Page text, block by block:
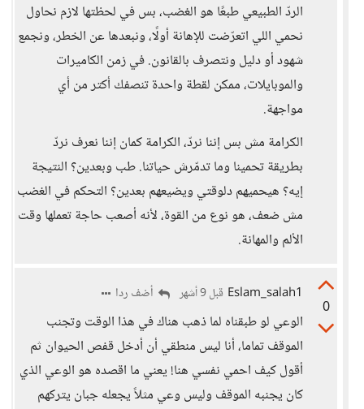
الردّ الطبيعي طبعًا هو الغضب، بس في لحظتها لازم نحاول
نحمي اللي اتعرّضت للإهانة أولًا، ونبعدها عن الخطر، ونجمع
شهود أو دليل ونتصرف بالقانون. في زمن الكاميرات
والموبايلات، ممكن لقطة واحدة تنصفك أكتر من أي
مواجهة.
الكرامة مش بس إننا نردّ، الكرامة كمان إننا نعرف نردّ
بطريقة تحمينا وما تدمّرش حياتنا. طب وبعدين؟ النتيجة
إيه؟ هيحميهم دلوقتي ويضيعهم بعدين؟ التحكم في الغضب
مش ضعف، هو نوع من القوة، لأنه أصعب حاجة تعملها وقت
الألم والمهانة.
0
Eslam_salah1 قبل 9 أشهر أضف ردا
الوعي لو طبقناه لما ذهب هناك في هذا الوقت وتجنب
الموقف تماما، أنا ليس منطقي أن أدخل قفص الحيوان ثم
أقول كيف احمي نفسي هنا! يعني ما اقصده هو الوعي الذي
كان يجنبه الموقف وليس وعي مثلاً يجعله جبان يتركهم